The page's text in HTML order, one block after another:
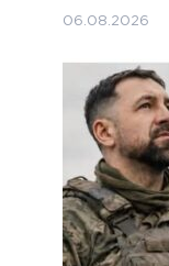
06.08.2026